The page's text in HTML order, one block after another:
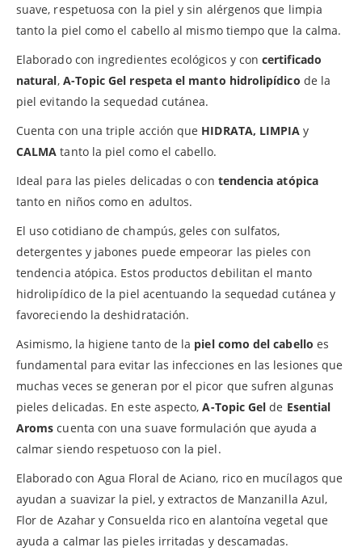
suave, respetuosa con la piel y sin alérgenos que limpia
tanto la piel como el cabello al mismo tiempo que la calma.
Elaborado con ingredientes ecológicos y concertificado
natural, A-Topic Gel respeta el manto hidrolipídico de la
piel evitando la sequedad cutánea.
Cuenta con una triple acción que HIDRATA, LIMPIAy
CALMA tanto la piel como el cabello.
Ideal para las pieles delicadas o con tendencia atópica
tanto en niños como en adultos.
El uso cotidiano de champús, geles con sulfatos,
detergentes y jabones puede empeorar las pieles con
tendencia atópica. Estos productos debilitan el manto
hidrolipídico de la piel acentuando la sequedad cutánea y
favoreciendo la deshidratación.
Asimismo, la higiene tanto de la piel como del cabello es
fundamental para evitar las infecciones en las lesiones que
muchas veces se generan por el picor que sufren algunas
pieles delicadas. En este aspecto,A-Topic Gel de Esential
Aroms cuenta con una suave formulación que ayuda a
calmar siendo respetuoso con la piel.
Elaborado con Agua Floral de Aciano, rico en mucílagos que
ayudan a suavizar la piel, y extractos de Manzanilla Azul,
Flor de Azahar y Consuelda rico en alantoína vegetal que
ayuda a calmar las pieles irritadas y descamadas.